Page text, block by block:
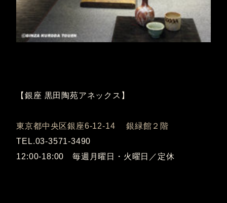
【銀座 黒田陶苑アネックス】
東京都中央区銀座6-12-14 銀緑館２階
TEL.03-3571-3490
12:00-18:00 毎週月曜日・火曜日／定休